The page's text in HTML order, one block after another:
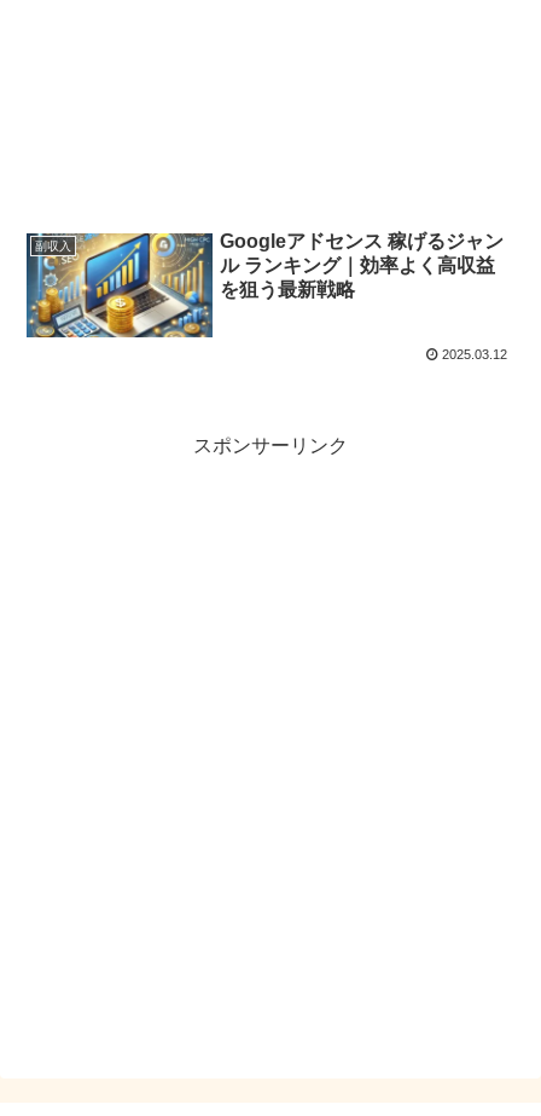
副収入
Googleアドセンス 稼げるジャン
ル ランキング｜効率よく高収益
を狙う最新戦略
2025.03.12
スポンサーリンク